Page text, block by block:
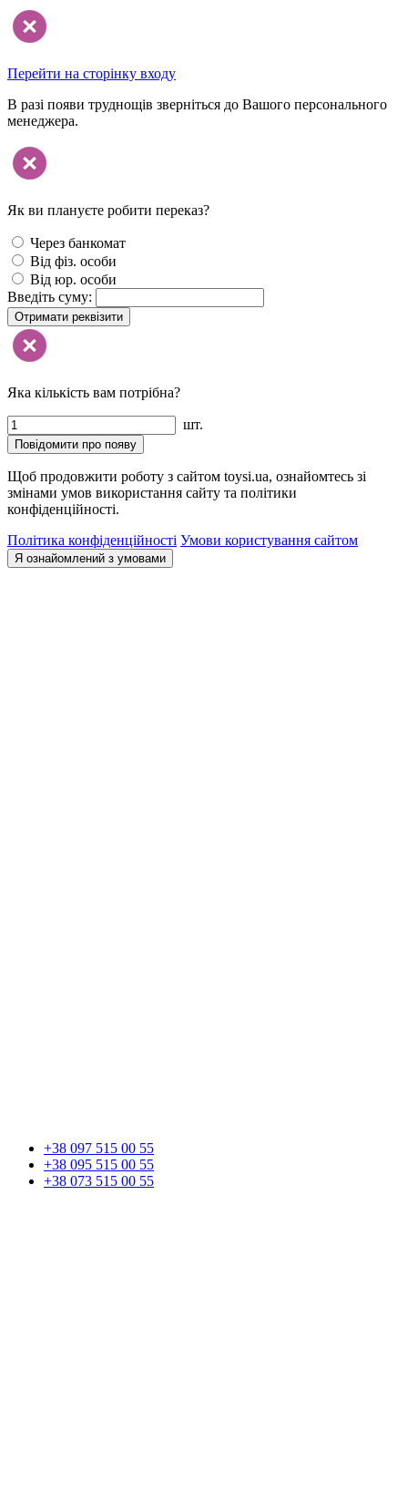
Перейти на сторінку входу
В разі появи труднощів зверніться до Вашого персонального
менеджера.
Як ви плануєте робити переказ?
Через банкомат
Від фіз. особи
Від юр. особи
Введіть суму:
Отримати реквізити
Яка кількість вам потрібна?
шт.
Повідомити про появу
Щоб продовжити роботу з сайтом toysi.ua, ознайомтесь зі
змінами умов використання сайту та політики
конфіденційності.
Політика конфіденційності Умови користування сайтом
Я ознайомлений з умовами
+38 097 515 00 55
+38 095 515 00 55
+38 073 515 00 55